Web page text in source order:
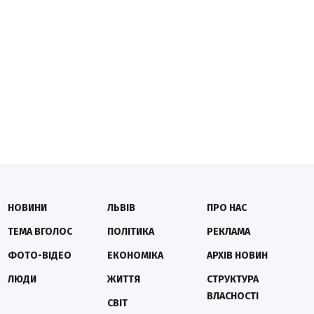
НОВИНИ
ТЕМА ВГОЛОС
ФОТО-ВІДЕО
ЛЮДИ
ЛЬВІВ
ПОЛІТИКА
ЕКОНОМІКА
ЖИТТЯ
СВІТ
ПРО НАС
РЕКЛАМА
АРХІВ НОВИН
СТРУКТУРА
ВЛАСНОСТІ